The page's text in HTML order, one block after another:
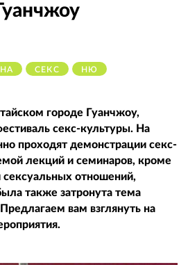
СЕКС НЮ
городе Гуанчжоу,
секс-культуры. На
проходят демонстрации секс-
лекций и семинаров, кроме
сексуальных отношений,
также затронута тема
вам взглянуть на